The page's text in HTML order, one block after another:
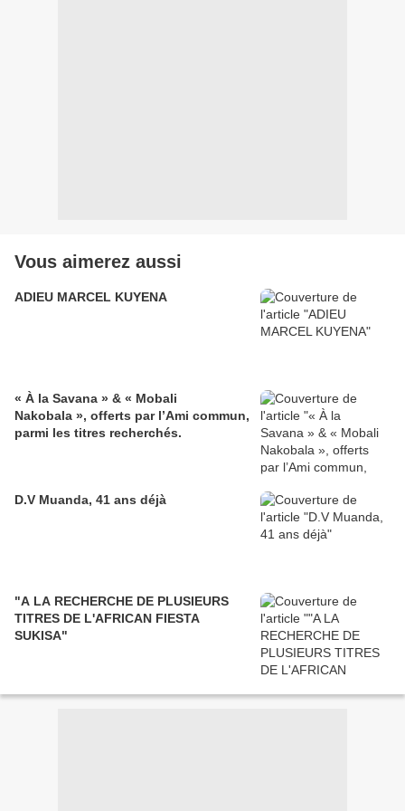
Vous aimerez aussi
ADIEU MARCEL KUYENA
« À la Savana » & « Mobali
Nakobala », offerts par l’Ami commun,
parmi les titres recherchés.
D.V Muanda, 41 ans déjà
"A LA RECHERCHE DE PLUSIEURS
TITRES DE L'AFRICAN FIESTA
SUKISA"